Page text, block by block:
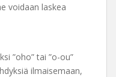
voidaan laskea
”oho” tai ”o-ou”
ilmaisemaan,